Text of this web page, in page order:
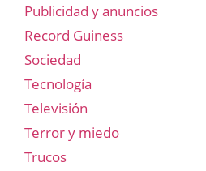
Publicidad y anuncios
Record Guiness
Sociedad
Tecnología
Televisión
Terror y miedo
Trucos